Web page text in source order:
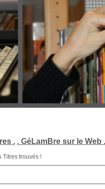
. . GéLamBre sur le Web .
Titres trouvés !